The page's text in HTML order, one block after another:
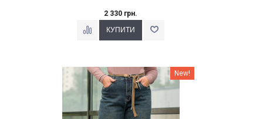
2 330 грн.
Наклейки Варіант з % New!